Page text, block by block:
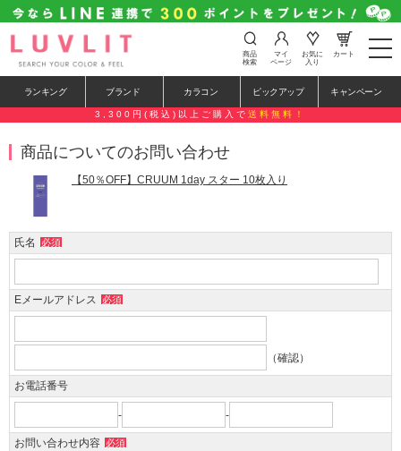
t
o
e
n
o
商品
検索
マイ
ページ
お気に
入り
カート
ランキング ブランド カラコン ピックアップ キャンペーン
3,300円(税込)以上ご購入で 送料無料！
商品についてのお問い合わせ
【50％OFF】CRUUM 1day スター 10枚入り
氏名 必須
Eメールアドレス 必須
（確認）
お電話番号
- -
お問い合わせ内容 必須